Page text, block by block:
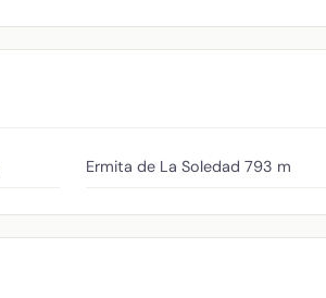
Ermita de La Soledad 793 m